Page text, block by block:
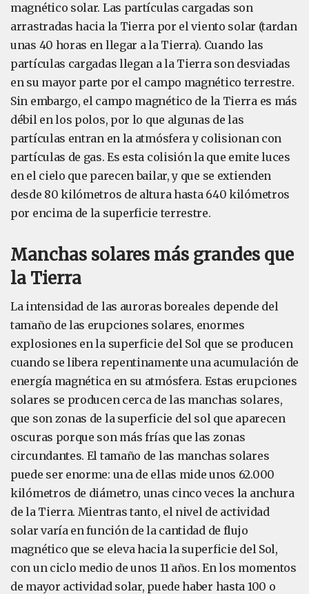
magnético solar. Las partículas cargadas son
arrastradas hacia la Tierra por el viento solar (tardan
unas 40 horas en llegar a la Tierra). Cuando las
partículas cargadas llegan a la Tierra son desviadas
en su mayor parte por el campo magnético terrestre.
Sin embargo, el campo magnético de la Tierra es más
débil en los polos, por lo que algunas de las
partículas entran en la atmósfera y colisionan con
partículas de gas. Es esta colisión la que emite luces
en el cielo que parecen bailar, y que se extienden
desde 80 kilómetros de altura hasta 640 kilómetros
por encima de la superficie terrestre.
Manchas solares más grandes que
la Tierra
La intensidad de las auroras boreales depende del
tamaño de las erupciones solares, enormes
explosiones en la superficie del Sol que se producen
cuando se libera repentinamente una acumulación de
energía magnética en su atmósfera. Estas erupciones
solares se producen cerca de las manchas solares,
que son zonas de la superficie del sol que aparecen
oscuras porque son más frías que las zonas
circundantes. El tamaño de las manchas solares
puede ser enorme: una de ellas mide unos 62.000
kilómetros de diámetro, unas cinco veces la anchura
de la Tierra. Mientras tanto, el nivel de actividad
solar varía en función de la cantidad de flujo
magnético que se eleva hacia la superficie del Sol,
con un ciclo medio de unos 11 años. En los momentos
de mayor actividad solar, puede haber hasta 100 o